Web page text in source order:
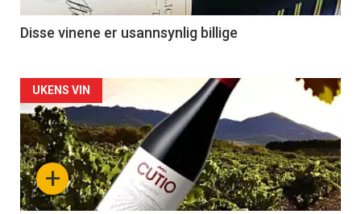
3
Disse vinene er usannsynlig billige
Forsiden
akkurat
nå
-
+
UKENS VIN